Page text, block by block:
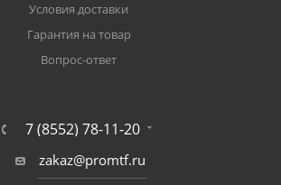
Условия доставки
Гарантия на товар
Вопрос-ответ
7 (8552) 78-11-20
zakaz@promtf.ru